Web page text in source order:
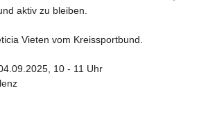
aktiv zu bleiben.
Vieten vom Kreissportbund.
10 - 11 Uhr